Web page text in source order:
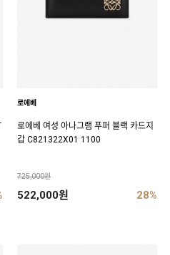
로에베
로에베 여성 아나그램 푸퍼 블랙 카드지
갑 C821322X01 1100
725,000원
522,000원 28%